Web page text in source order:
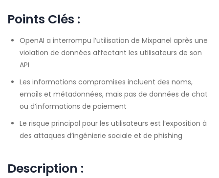
Points Clés :
OpenAI a interrompu l’utilisation de Mixpanel après une
violation de données affectant les utilisateurs de son
API
Les informations compromises incluent des noms,
emails et métadonnées, mais pas de données de chat
ou d’informations de paiement
Le risque principal pour les utilisateurs est l’exposition à
des attaques d’ingénierie sociale et de phishing
Description :